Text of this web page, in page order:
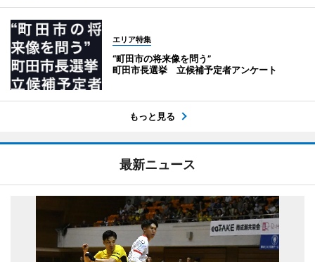
エリア特集
“町田市の将来像を問う”
町田市長選挙 立候補予定者アンケート
もっと見る
最新ニュース